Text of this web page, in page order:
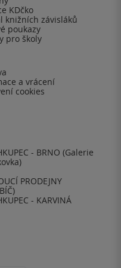
KDčko
knižních závisláků
poukazy
pro školy
a vrácení
cookies
- BRNO (Galerie
PRODEJNY
- KARVINÁ